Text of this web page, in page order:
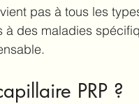
pas à tous les
à des maladies
PRP ?